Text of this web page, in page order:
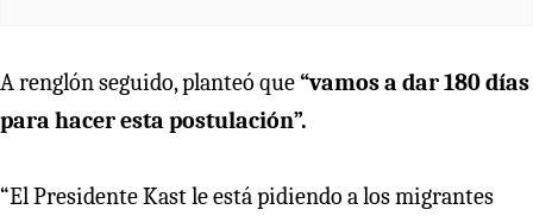
A renglón seguido, planteó que“vamos a dar 180 días
para hacer esta postulación”.
“El Presidente Kast le está pidiendo a los migrantes